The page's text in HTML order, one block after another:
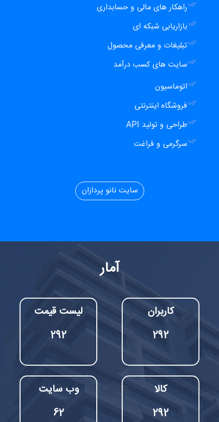
راهکار های مالی و حسابداری
بازاریابی شبکه ای
تبلیغات و معرفی محصول
سایت های کسب درآمد
اتوماسیون
فروشگاه اینترنتی
طراحی و تولید API
سرگرمی و فراغت
سایت نانو پردازان
آمار
کاربران
415
لیست قیمت
413
کالا
413
وب سایت
62